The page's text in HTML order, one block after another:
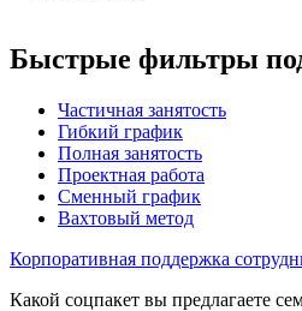
Быстрые фильтры
Частичная занятость
Гибкий график
Полная занятость
Проектная работа
Сменный график
Вахтовый метод
Корпоративная поддержка
Какой соцпакет вы предлагаете